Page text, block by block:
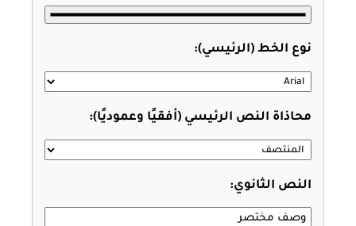
نوع الخط (الرئيسي):
محاذاة النص الرئيسي (أفقيًا وعموديًا):
النص الثانوي: